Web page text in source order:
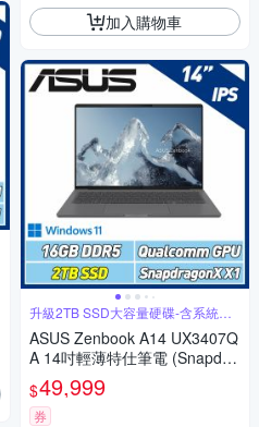
加入購物車
升級2TB SSD大容量硬碟-含系統轉
移
ASUS Zenbook A14 UX3407Q
A 14吋輕薄特仕筆電 (Snapdra
gon X X1 26 100/16GB/2TB S
SD/冰岩灰)
$49,999
券